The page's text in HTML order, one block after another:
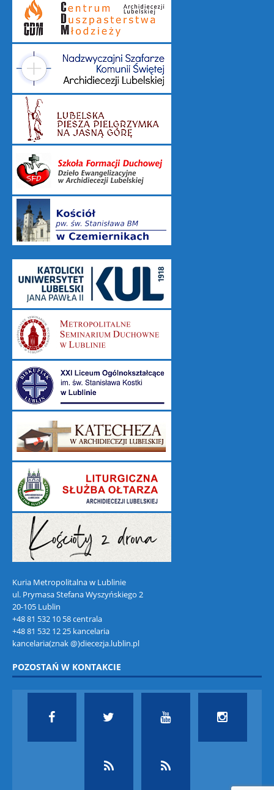
Kuria Metropolitalna w Lublinie
ul. Prymasa Stefana Wyszyńskiego 2
20-105 Lublin
+48 81 532 10 58 centrala
+48 81 532 12 25 kancelaria
kancelaria(znak @)diecezja.lublin.pl
POZOSTAŃ W KONTAKCIE